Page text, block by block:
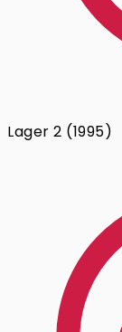
Lager 2 (1995)